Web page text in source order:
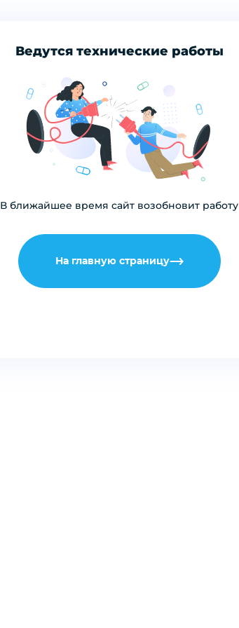
Ведутся технические работы
В ближайшее время сайт возобновит работу
На главную страницу